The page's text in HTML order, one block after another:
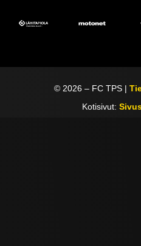
© 2026 – FC TPS |
Kotisivut: